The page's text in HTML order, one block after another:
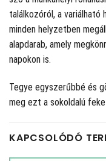
találkozóról, a
minden helyzetben
alapdarab, amely
napokon is.
Tegye egyszerűbbé és
meg ezt a sokoldalú
KAPCSOLÓDÓ